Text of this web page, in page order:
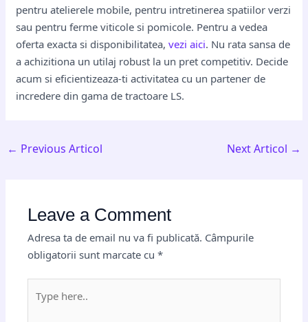
pentru atelierele mobile, pentru intretinerea spatiilor verzi
sau pentru ferme viticole si pomicole. Pentru a vedea
oferta exacta si disponibilitatea,vezi aici. Nu rata sansa de
a achizitiona un utilaj robust la un pret competitiv. Decide
acum si eficientizeaza-ti activitatea cu un partener de
incredere din gama de tractoare LS.
← Previous Articol Next Articol →
Leave a Comment
Adresa ta de email nu va fi publicată. Câmpurile
obligatorii sunt marcate cu*
here..